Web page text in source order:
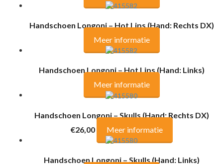
Handschoen Longoni – Hot Lips (Hand: Rechts DX)
Meer informatie
Handschoen Longoni – Hot Lips (Hand: Links)
Meer informatie
Handschoen Longoni – Skulls (Hand: Rechts DX)
€26,00
Meer informatie
Handschoen Longoni – Skulls (Hand: Links)